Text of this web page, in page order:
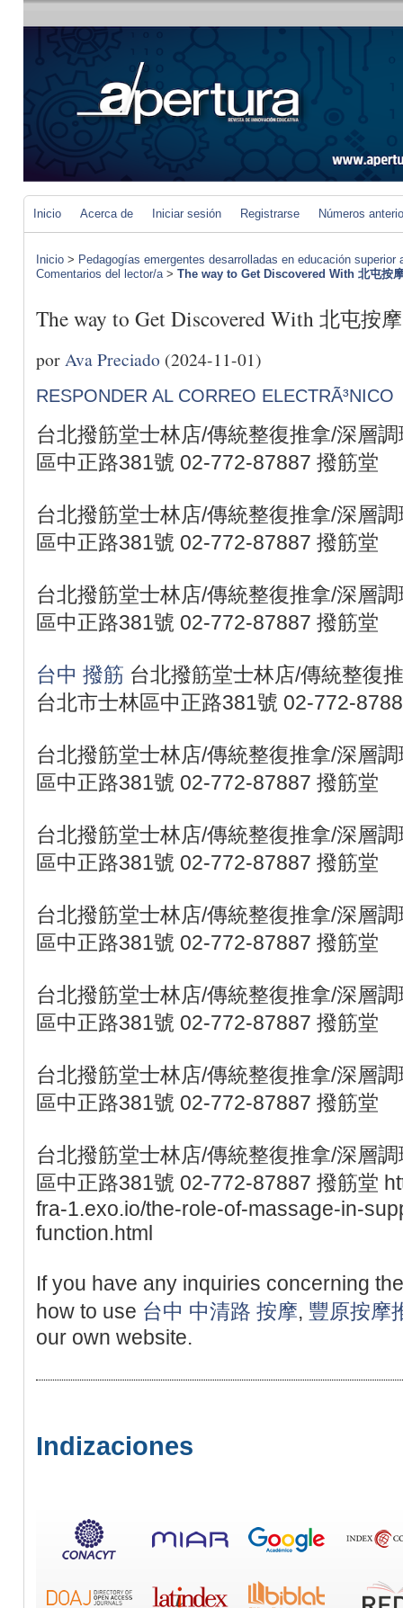
Inicio Acerca de Iniciar sesión Registrarse Números
Inicio > Pedagogías emergentes desarrolladas en educación
Comentarios del lector/a> The way to Get Discovered With 北屯按
The way to Get Discovered With 北屯按摩
por Ava Preciado (2024-11-01)
RESPONDER AL CORREO ELECTRÃ³NICO
台北撥筋堂士林店/傳統整復推拿/深層
區中正路381號 02-772-87887 撥筋堂
台北撥筋堂士林店/傳統整復推拿/深層
區中正路381號 02-772-87887 撥筋堂
台北撥筋堂士林店/傳統整復推拿/深層
區中正路381號 02-772-87887 撥筋堂
台中 撥筋 台北撥筋堂士林店/傳統整復
台北市士林區中正路381號 02-772-
台北撥筋堂士林店/傳統整復推拿/深層
區中正路381號 02-772-87887 撥筋堂
台北撥筋堂士林店/傳統整復推拿/深層
區中正路381號 02-772-87887 撥筋堂
台北撥筋堂士林店/傳統整復推拿/深層
區中正路381號 02-772-87887 撥筋堂
台北撥筋堂士林店/傳統整復推拿/深層
區中正路381號 02-772-87887 撥筋堂
台北撥筋堂士林店/傳統整復推拿/深層
區中正路381號 02-772-87887 撥筋堂
台北撥筋堂士林店/傳統整復推拿/深層
區中正路381號 02-772-87887 撥筋堂
fra-1.exo.io/the-role-of-massage-in-
function.html
If you have any inquiries concerning
how to use 台中 中清路 按摩, 豐原按摩
our own website.
Indizaciones